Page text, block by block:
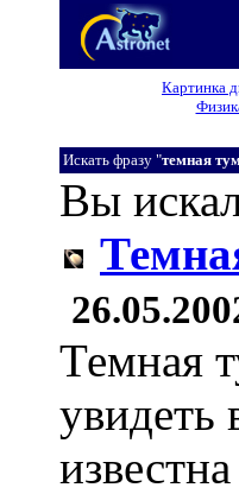
Картинка
Искать фразу "темная
Вы
Темная
увидеть